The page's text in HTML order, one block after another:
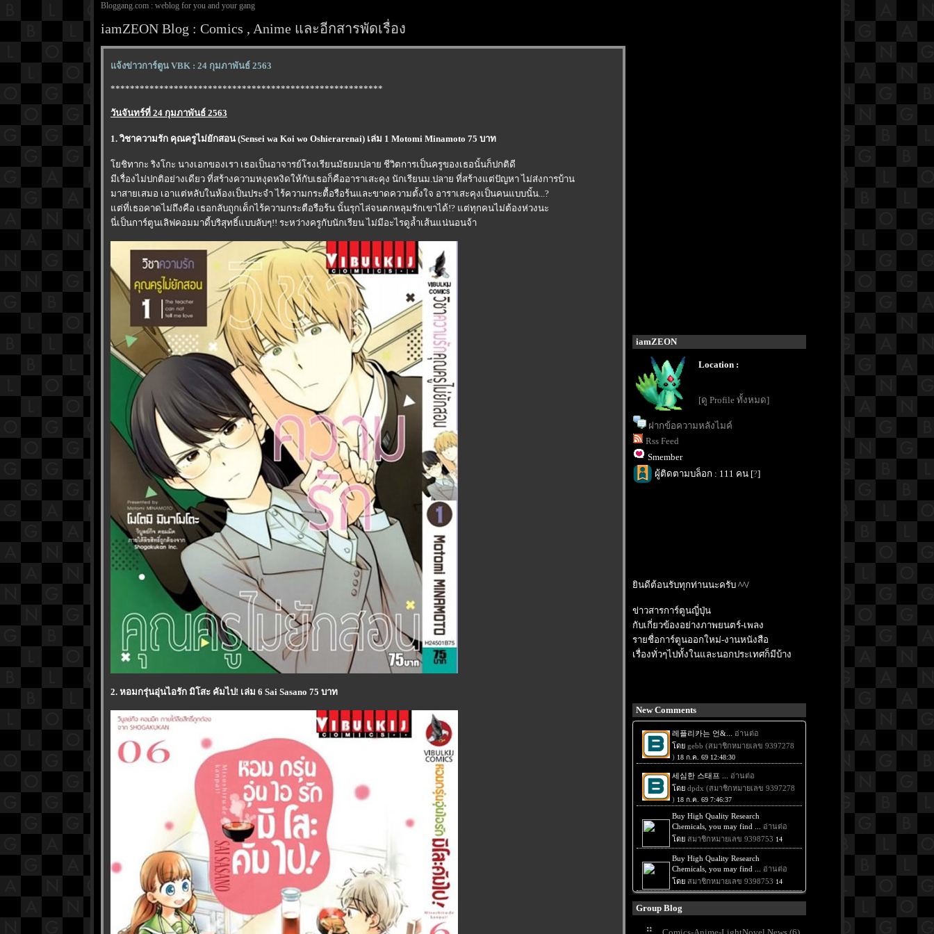
Bloggang.com : weblog for you and your gang
iamZEON Blog : Comics , Anime และอีกสารพัดเรื่อง
จ้งข่าวการ์ตูน VBK : 24 กุมภาพันธ์ 2563
********************************************************
วันจันทร์ที่ 24 กุมภาพันธ์ 2563
1. วิชาความรัก คุณครูไม่ยักสอน (Sensei wa Koi wo Oshierarenai) เล่ม 1 Motomi Minamoto 75 บาท
ชิทากะ ริงโกะ นางเอกของเรา เธอเป็นอาจารย์โรงเรียนมัธยมปลาย ชีวิตการเป็นครูของเธอนั้นก็ปกติดี
มีเรื่องไม่ปกติอย่างเดียว ที่สร้างความหงุดหงิดให้กับเธอก็คืออาราเสะคุง นักเรียนม.ปลาย ที่สร้างแต่ปัญหา ไม่ส่งการบ้าน
มาสายเสมอ เอาแต่หลับในห้องเป็นประจำ ไร้ความกระตื้อรือร้นและขาดความตั้งใจ อาราเสะคุงเป็นคนแบบนั้น...?
ต่ที่เธอคาดไม่ถึงคือ เธอกลับถูกเด็กไร้ความกระตือรือร้น นั้นรุกไล่จนตกหลุมรักเขาได้!? แต่ทุกคนไม่ต้องห่วงนะ
นี่เป็นการ์ตูนเลิฟคอมมาดี้บริสุทธิ์แบบลับๆ!! ระหว่างครูกับนักเรียน ไม่มีอะไรดูล้ำเส้นแน่นอนจ้า
2. หอมกรุ่นอุ่นไอรัก มิโสะ คัมไป! เล่ม 6 Sai Sasano 75 บาท
iamZEON
Location :
[ดู Profile ทั้งหมด]
ฝากข้อความหลังไมค์
Rss Feed
Smember
ผู้ติดตามบล็อก : 111 คน [?]
ินดีต้อนรับทุกท่านนะครับ ^^/
ข่าวสารการ์ตูนญี่ปุ่น
กับเกี่ยวข้องอย่างภาพยนตร์-เพลง
รายชื่อการ์ตูนออกใหม่-งานหนังสือ
เรื่องทั่วๆไปทั้งในและนอกประเทศก็มีบ้าง
New Comments
Group Blog